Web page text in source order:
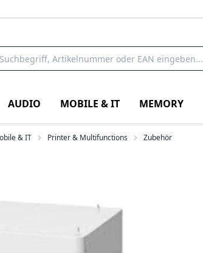
AUDIO MOBILE & IT MEMORY
& IT Printer & Multifunctions Zubehör